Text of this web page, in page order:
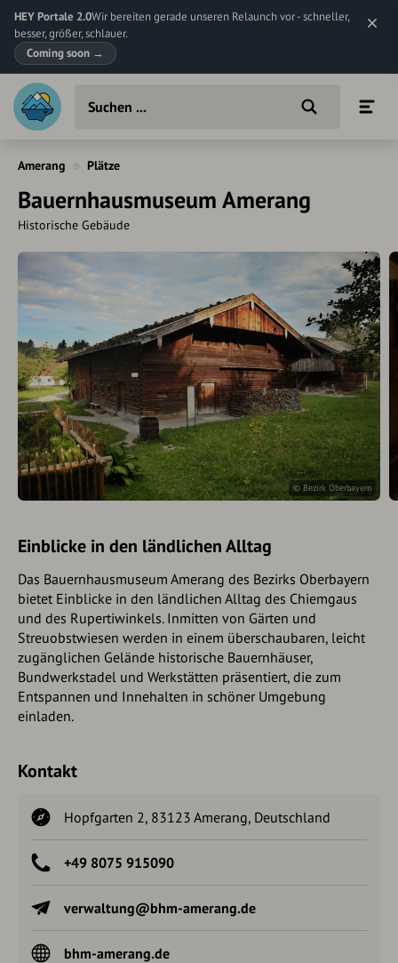
HEY Portale 2.0Wir bereiten gerade unseren Relaunch vor - schneller,
besser, größer, schlauer.
Coming soon →
Amerang Plätze
Bauernhausmuseum Amerang
Historische Gebäude
© Bezirk Oberbayern
Einblicke in den ländlichen Alltag
Das Bauernhausmuseum Amerang des Bezirks Oberbayern
bietet Einblicke in den ländlichen Alltag des Chiemgaus
und des Rupertiwinkels. Inmitten von Gärten und
Streuobstwiesen werden in einem überschaubaren, leicht
zugänglichen Gelände historische Bauernhäuser,
Bundwerkstadel und Werkstätten präsentiert, die zum
Entspannen und Innehalten in schöner Umgebung
einladen.
Kontakt
Hopfgarten 2, 83123 Amerang, Deutschland
+49 8075 915090
verwaltung@bhm-amerang.de
bhm-amerang.de